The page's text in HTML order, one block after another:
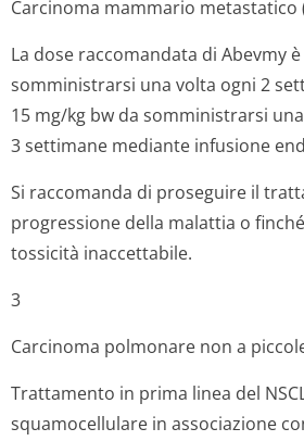
Carcinoma mammario metastatico
La dose raccomandata di Abevmy
somministrarsi una volta ogni 2
15 mg/kg bw da somministrarsi
3 settimane mediante infusione
Si raccomanda di proseguire il
progressione della malattia o
tossicità inaccettabile.
3
Carcinoma polmonare non a
Trattamento in prima linea del
squamocellulare in associazione